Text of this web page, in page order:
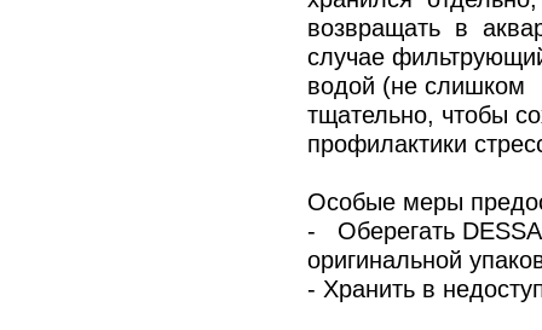
возвращать в
случае
водой (не слишком
тщательно, чтобы
профилактики
Особые меры
- Оберегать
оригинальной
- Хранить в